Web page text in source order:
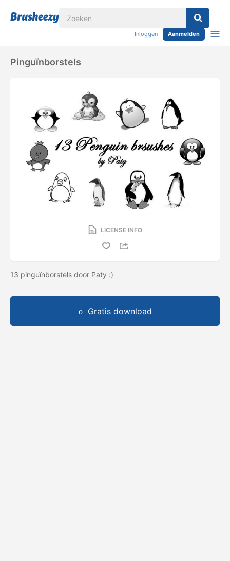
Inloggen Aanmelden
Pinguïnborstels
LICENSE INFO
13 pinguïnborstels door Paty :)
Gratis download